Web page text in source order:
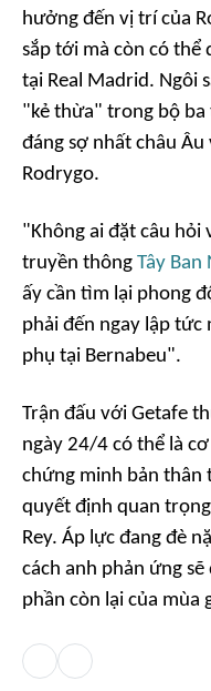
hưởng đến vị trí của
sắp tới mà còn có thể
tại Real Madrid. Ngôi
"kẻ thừa" trong bộ ba
đáng sợ nhất châu
Rodrygo.
"Không ai đặt câu hỏi
truyền thông Tây Ban
ấy cần tìm lại phong
phải đến ngay lập
phụ tại Bernabeu".
Trận đấu với Getafe
ngày 24/4 có thể là
chứng minh bản thân
quyết định quan
Rey. Áp lực đang đè
cách anh phản ứng
phần còn lại của mùa